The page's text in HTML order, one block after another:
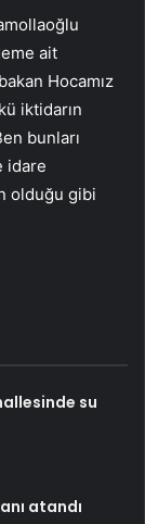
ait
Hocamız
iktidarın
bunları
idare
olduğu gibi
su
atandı